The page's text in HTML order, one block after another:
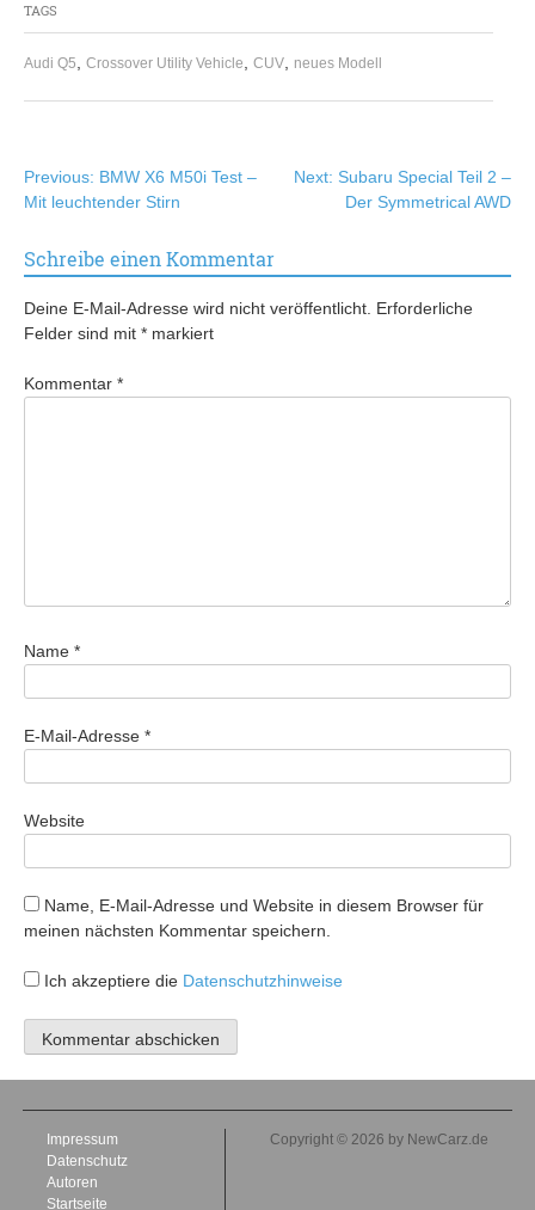
TAGS
Audi Q5, Crossover Utility Vehicle, CUV, neues Modell
Beitragsnavigation
Previous: BMW X6 M50i Test –
Mit leuchtender Stirn
Next: Subaru Special Teil 2 –
Der Symmetrical AWD
Schreibe einen Kommentar
Deine E-Mail-Adresse wird nicht veröffentlicht. Erforderliche
Felder sind mit * markiert
Kommentar *
Name *
E-Mail-Adresse *
Website
Name, E-Mail-Adresse und Website in diesem Browser für
meinen nächsten Kommentar speichern.
Ich akzeptiere die Datenschutzhinweise
Impressum
Datenschutz
Autoren
Startseite
Copyright © 2026 by NewCarz.de